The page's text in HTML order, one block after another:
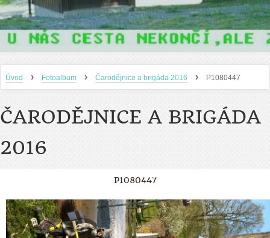
Úvod › Fotoalbum › Čarodějnice a brigáda 2016 › P1080447
ČARODĚJNICE A BRIGÁDA
2016
P1080447